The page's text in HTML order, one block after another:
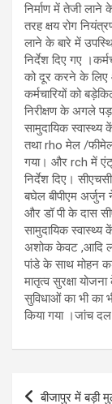
निर्माण में तेजी
तरह क्षय रोग
लाने के बारे में
निर्देश दिए गए
को दूर करने के लिए
कर्मचारियों को
निरीक्षण के अगले
सामुदायिक
तथा rho मेल /फीमेल
गया। और rch में
निर्देश दिए।
बघेल बीपीएम
और डॉ पी के दास
सामुदायिक स्वास्थ्य
अशोक केवट ,आदि
पांडे के साथ मोहन
मातृत्व सुरक्षा
सुविधाओं का भी का
किया गया ।जांच
Post
बीजापुर में बड़ी